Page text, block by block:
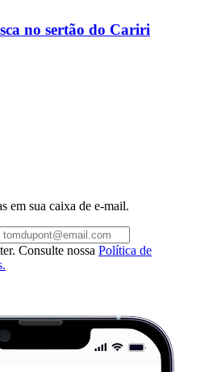
no sertão do Cariri
em sua caixa de e-mail.
Consulte nossa Política de